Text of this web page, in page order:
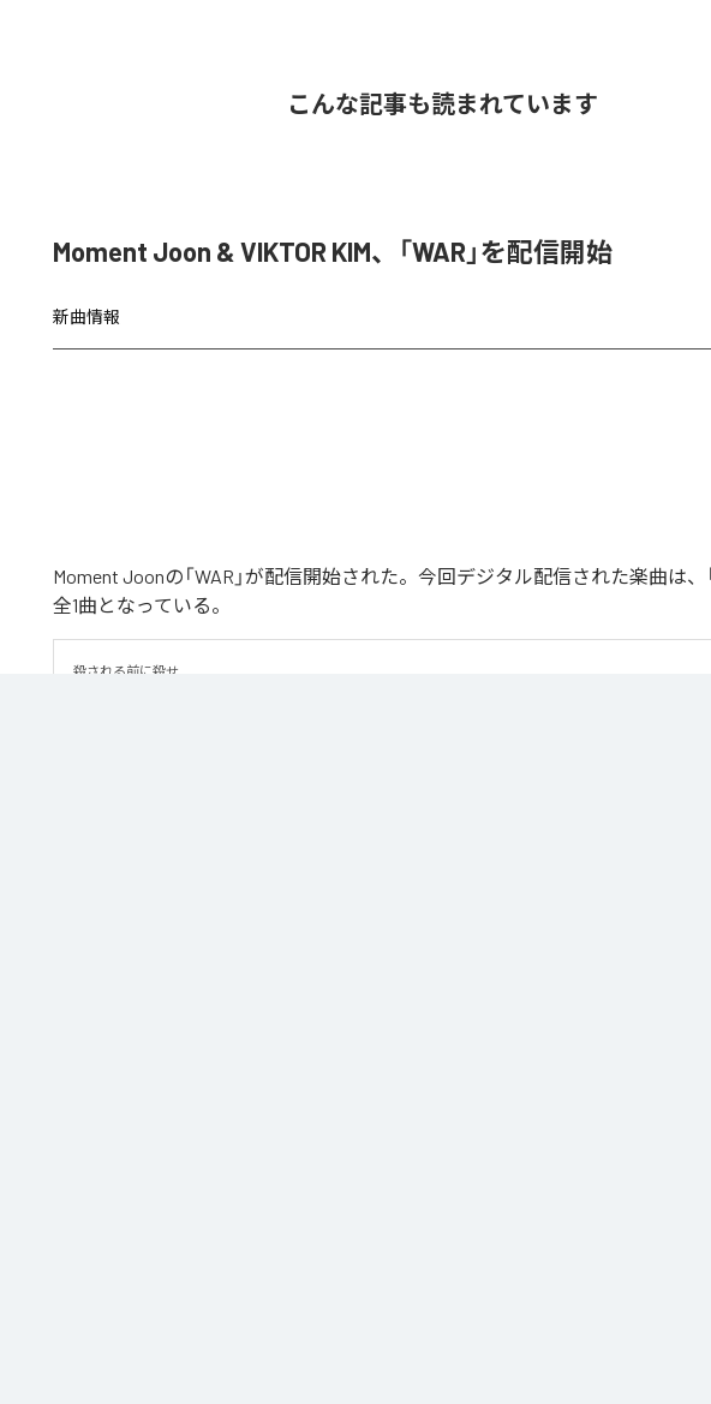
こんな記事も読まれています
Moment Joon & VIKTOR KIM、「WAR」を配信開始
新曲情報
Moment Joonの「WAR」が配信開始された。今回デジタル配信された楽曲は、
全1曲となっている。
殺される前に殺せ